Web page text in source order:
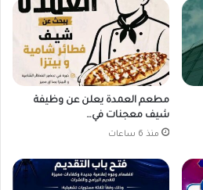
مطعم العمدة يعلن عن وظيفة
شيف معجنات في…
منذ 6 ساعات